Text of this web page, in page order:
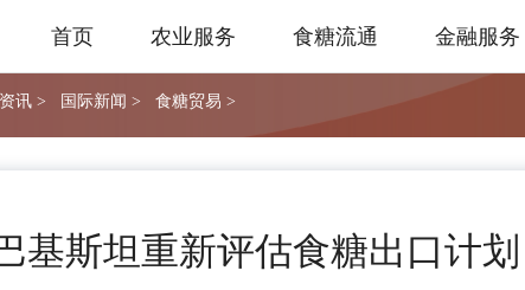
首页 农业服务 食糖流通 金融服务
讯 > 国际新闻 > 食糖贸易 >
基斯坦重新评估食糖出口计划